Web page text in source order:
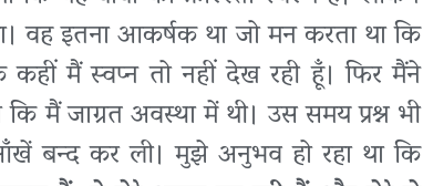
वह इतना आकर्षक था जो मन करता था कि
मैं स्वप्न तो नहीं देख रही हूँ। फिर मैंने
मैं जाग्रत अवस्था में थी। उस समय प्रश्न भी
कर ली। मुझे अनुभव हो रहा था कि